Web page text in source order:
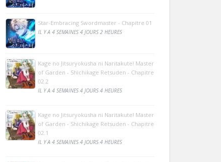
Star-Embracing Swordmaster - Chapitre 01
IL Y A 4 SEMAINES 4 JOURS 2 HEURES
Kage no Jitsuryokusha ni Naritakute! Master
of Garden - Shichikage Retsuden - Chapitre
02.2
IL Y A 4 SEMAINES 4 JOURS 4 HEURES
Kage no Jitsuryokusha ni Naritakute! Master
of Garden - Shichikage Retsuden - Chapitre
02.1
IL Y A 4 SEMAINES 4 JOURS 4 HEURES